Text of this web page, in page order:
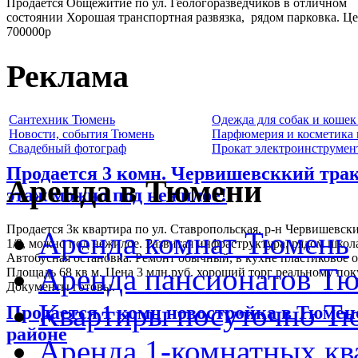
Продается Общежитие по ул. Геологоразведчиков в отличном
состоянии Хорошая транспортная развязка, рядом парковка.
700000р
Продается 3 комн. Червишевсккий
этаж можно под нежилое!
Продается 3к квартира по ул. Ставропольская, р-н
1/9, можно под нежилое. Развитая инфраструктура, рядом
Автобусная остановка. Ремонт обычный, в кухне пластиковое
Площадь 68 кв м. Цена 3 млн.руб. хороший торг реальному
Документы готовы.
Продается 1 комн новостройка в
районе
Реклама
Сантехник Тюмень
Новости, события Тюмень
Свадебный фотограф
Одежда для собак и
Парфюмерия и
Прокат
Аренда в Тюмени
Аренда комнат Тюмень
Аренда пансионатов
Квартиры посуточно